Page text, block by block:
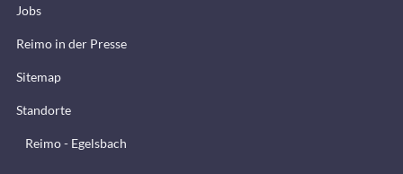
Jobs
Reimo in der Presse
Sitemap
Standorte
Reimo - Egelsbach